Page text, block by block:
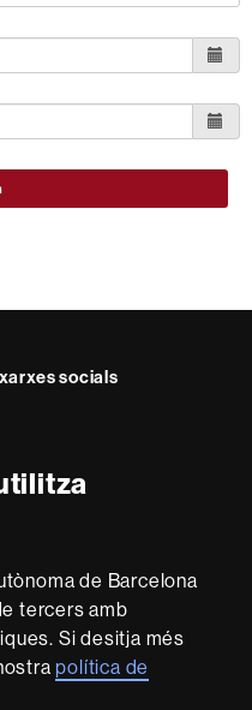
de Barcelona
tercers amb
Si desitja més
política de
socials
UAB
de l'excel·lència
in
Research
-
Euraxess
de